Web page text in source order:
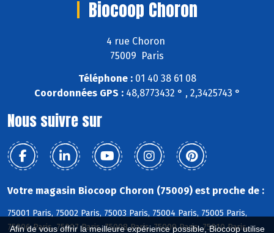
Afin de vous offrir la meilleure expérience possible, Biocoop utilise
Biocoop Choron
4 rue Choron
75009 Paris
Téléphone :01 40 38 61 08
Coordonnées GPS :48,8773432 ° , 2,3425743 °
Nous suivre sur
Votre magasin Biocoop Choron (75009) est proche de :
75001 Paris, 75002 Paris, 75003 Paris, 75004 Paris, 75005 Paris,
75006 Paris, 75007 Paris, 75008 Paris, 75009 Paris, 75010 Paris,